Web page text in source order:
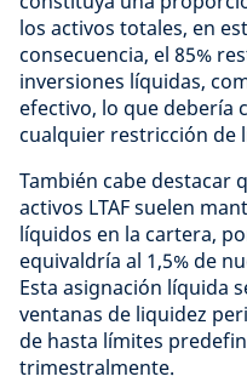
los activos totales, en
consecuencia, el 85%
inversiones líquidas,
efectivo, lo que
cualquier restricción de
También cabe destacar
activos LTAF suelen
líquidos en la cartera,
equivaldría al 1,5% de
Esta asignación líquida
ventanas de liquidez
de hasta límites
trimestralmente.